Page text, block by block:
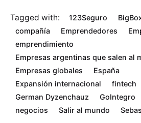
Tagged with: 123Seguro
compañía
Emprendedores
emprendimiento
Empresas argentinas que salen al
Empresas globales
España
Expansión internacional
fintech
German Dyzenchauz
GoIntegro
negocios
Salir al mundo